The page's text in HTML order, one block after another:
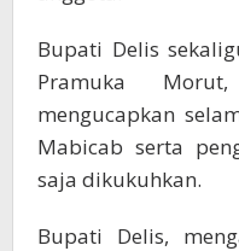
Bupati Delis
Pramuka
mengucapkan
Mabicab serta
saja dikukuhkan.
Bupati Delis,